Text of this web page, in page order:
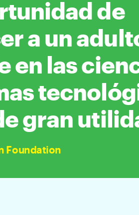
de
a un
en las
gran
Foundation